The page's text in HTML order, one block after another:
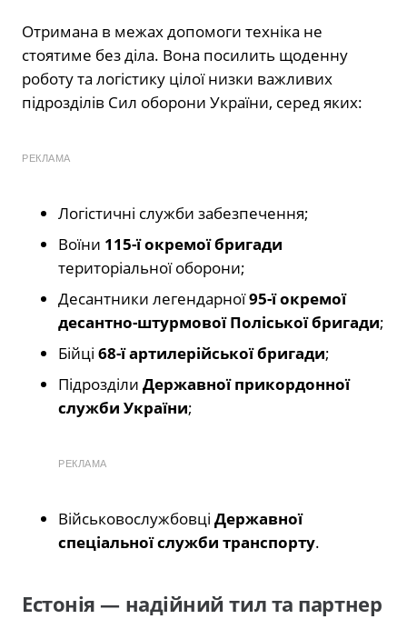
Отримана в межах допомоги техніка не
стоятиме без діла. Вона посилить щоденну
роботу та логістику цілої низки важливих
підрозділів Сил оборони України, серед яких:
РЕКЛАМА
Логістичні служби забезпечення;
Воїни 115-ї окремої бригади
територіальної оборони;
Десантники легендарної95-ї окремої
десантно-штурмової Поліської бригади;
Бійці 68-ї артилерійської бригади;
Підрозділи Державної прикордонної
служби України;
РЕКЛАМА
Військовослужбовці Державної
спеціальної служби транспорту.
Естонія — надійний тил та партнер